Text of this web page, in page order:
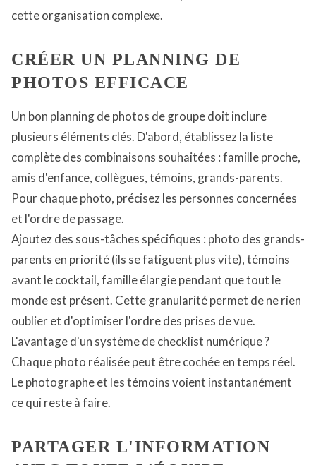
cette organisation complexe.
CRÉER UN PLANNING DE
PHOTOS EFFICACE
Un bon planning de photos de groupe doit inclure
plusieurs éléments clés. D'abord, établissez la liste
complète des combinaisons souhaitées : famille proche,
amis d'enfance, collègues, témoins, grands-parents.
Pour chaque photo, précisez les personnes concernées
et l'ordre de passage.
Ajoutez des sous-tâches spécifiques : photo des grands-
parents en priorité (ils se fatiguent plus vite), témoins
avant le cocktail, famille élargie pendant que tout le
monde est présent. Cette granularité permet de ne rien
oublier et d'optimiser l'ordre des prises de vue.
L'avantage d'un système de checklist numérique ?
Chaque photo réalisée peut être cochée en temps réel.
Le photographe et les témoins voient instantanément
ce qui reste à faire.
PARTAGER L'INFORMATION